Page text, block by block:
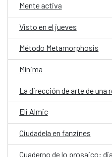
Mente activa
Visto en el jueves
Método Metamorphosis
Mínima
La dirección de arte de una
Eli Almic
Ciudadela en fanzines